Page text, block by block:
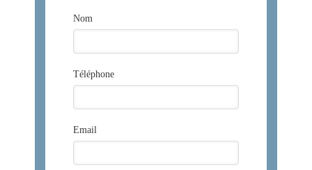
Nom
Téléphone
Email